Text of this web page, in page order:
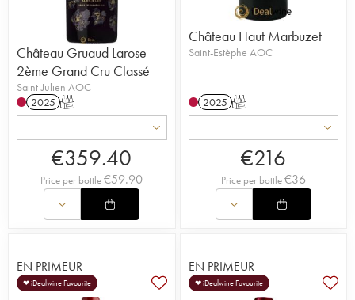
Château Gruaud Larose
2ème Grand Cru Classé
Saint-Julien AOC
2025 T
€359.40
Price per bottle€59.90
Château Haut Marbuzet
Saint-Estèphe AOC
2025 T
€216
Price per bottle€36
EN PRIMEUR
❤ iDealwine Favourite
EN PRIMEUR
❤ iDealwine Favourite